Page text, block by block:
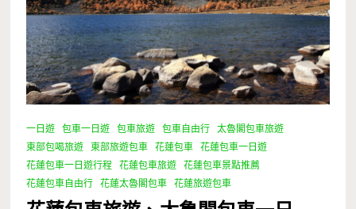
一日遊 包車一日遊 包車旅遊 包車自由行
太魯閣包車旅遊
東部包喝旅遊
東部旅遊包車 花蓮包車
花蓮包車一日遊
花蓮包車一日遊行程
花蓮包車旅遊
花蓮包車景點推薦
花蓮包車自由行
花蓮太魯閣包車 花蓮旅遊包車